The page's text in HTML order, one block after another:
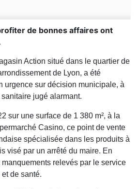
de bonnes affaires ont
Action situé dans le quartier de
de Lyon, a été
urgence sur décision municipale, à
sanitaire jugé alarmant.
sur une surface de 1 380 m², à la
Casino, ce point de vente
spécialisée dans les produits à
visé par un arrêté du maire. En
relevés par le service
de santé.